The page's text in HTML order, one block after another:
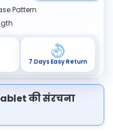
Pattern
7 Days Easy Return
की संरचना